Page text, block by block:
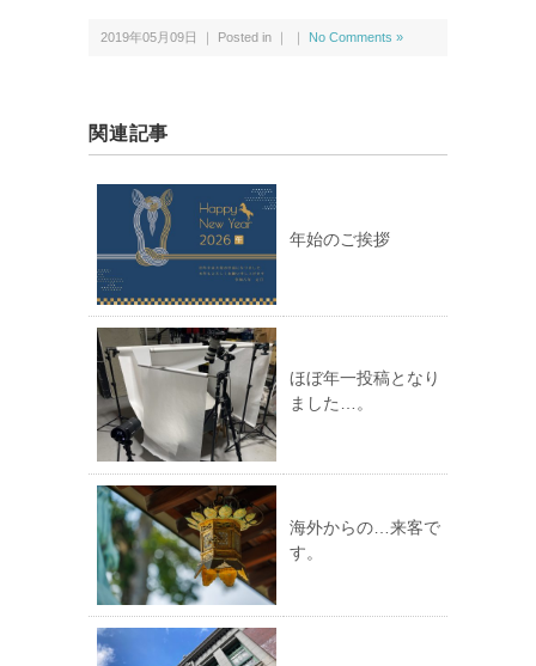
2019年05月09日 ｜ Posted in ｜ ｜ No Comments »
関連記事
年始のご挨拶
ほぼ年一投稿となり
ました…。
海外からの…来客で
す。